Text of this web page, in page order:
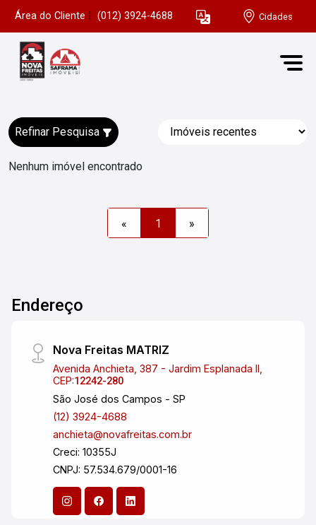
Área do Cliente (012) 3924-4688 Cidades
Refinar Pesquisa
Nenhum imóvel encontrado
« 1 »
Endereço
Nova Freitas MATRIZ
Avenida Anchieta, 387 - Jardim Esplanada II,
CEP:12242-280
São José dos Campos - SP
(12) 3924-4688
anchieta@novafreitas.com.br
Creci: 10355J
CNPJ: 57.534.679/0001-16